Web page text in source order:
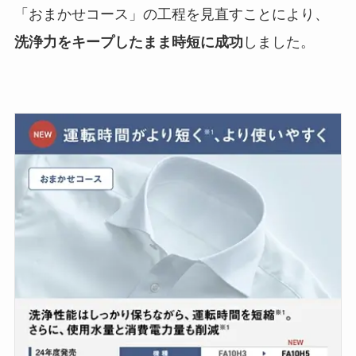
「おまかせコース」の工程を見直すことにより、
洗浄力をキープしたまま時短に成功 しました。